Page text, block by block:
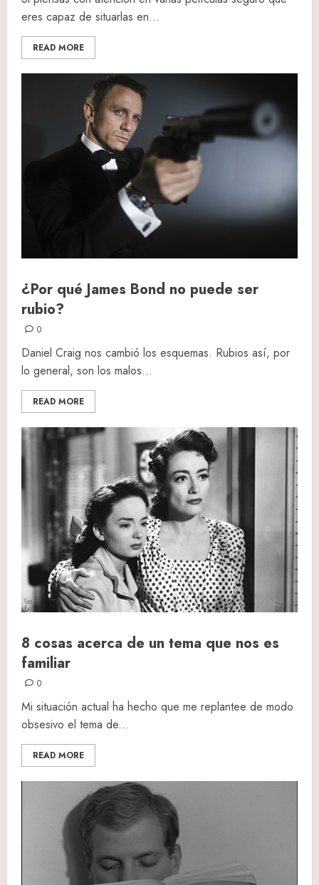
eres capaz de situarlas en...
READ MORE
¿Por qué James Bond no puede ser
rubio?
0
Daniel Craig nos cambió los esquemas. Rubios así, por
lo general, son los malos...
READ MORE
8 cosas acerca de un tema que nos es
familiar
0
Mi situación actual ha hecho que me replantee de modo
obsesivo el tema de...
READ MORE